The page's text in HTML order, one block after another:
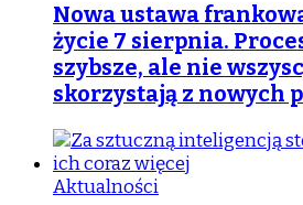
Nowa ustawa
życie 7 sierpnia.
szybsze, ale nie
skorzystają z nowych
Aktualności